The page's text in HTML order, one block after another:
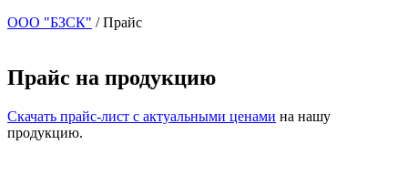
ООО "БЗСК" /Прайс
Прайс на продукцию
Скачать прайс-лист с актуальными ценами на нашу
продукцию.